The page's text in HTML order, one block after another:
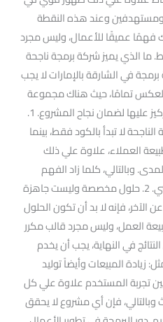
ومستهدفين وعند هذه النقطة
فهمًا عميقًا للأعمال، وليس مجرد
ما الذي يميز شركة برمجة ناجحة
في الشارقة بالإمارات لا يجب
العكس تمامًا، حيث هناك مجموعة
من المعايير الواضحة التي يجب التركيز عليها لضمان نجاح المشروع. 1.
لا تبدأ بالكود فقط، بينما
العملاء، علاوة علي ذلك
وبالتالي، كلما زاد الفهم
التجاري، زادت فرص نجاح الحل التقني. 2. حلول مخصصة وليست جاهزة
الآخر، فإنه لا بد أن تكون الحلول
العمل، وليس مجرد قالب مكرر
التركيز على النتائج في النهاية، يجب أن يخدم
زيادة المبيعات وأيضاً توليد
تجربة المستخدم علاوة علي كل
فإن أي مشروع لا يحقق